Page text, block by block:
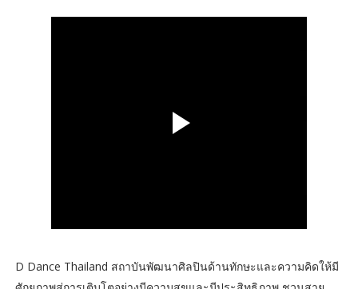
D Dance Thailand สถาบันพัฒนาศิลปินด้านทักษะและความคิดให้มี